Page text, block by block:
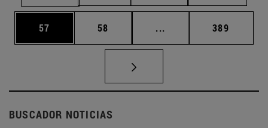
Página
57 Página
58 ... Páginas intermedias
Página
389
BUSCADOR NOTICIAS